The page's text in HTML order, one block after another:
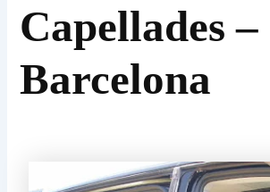
Capellades –
Barcelona